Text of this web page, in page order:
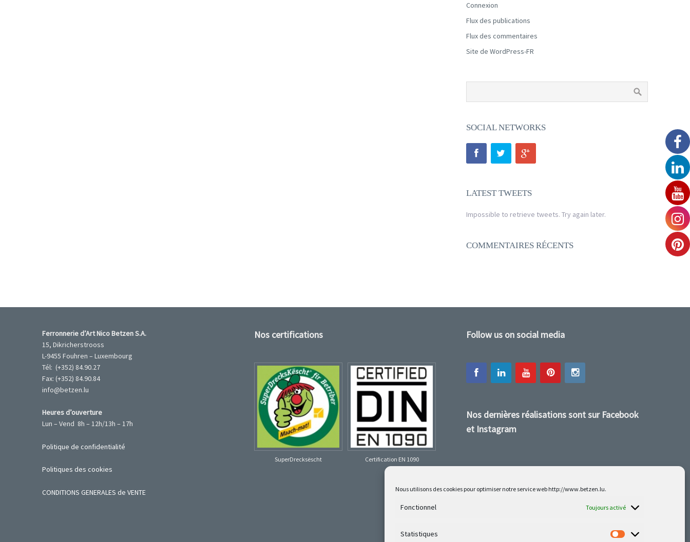
Nous utilisons des cookies pour optimiser notre service web http://www.betzen.lu.
Fonctionnel Toujours activé
Statistiques
Connexion
Flux des publications
Flux des commentaires
Site de WordPress-FR
SOCIAL NETWORKS
LATEST TWEETS
Impossible to retrieve tweets. Try again later.
COMMENTAIRES RÉCENTS
Ferronnerie d’Art Nico Betzen S.A.
15, Dikricherstrooss
L-9455 Fouhren – Luxembourg
Tél: (+352) 84.90.27
Fax: (+352) 84.90.84
info@betzen.lu
Heures d’ouverture
Lun – Vend 8h – 12h/13h – 17h
Politique de confidentialité
Politiques des cookies
CONDITIONS GENERALES de VENTE
Nos certifications
SuperDrecksëscht Certification EN 1090
Follow us on social media
Nos dernières réalisations sont sur Facebook
et Instagram